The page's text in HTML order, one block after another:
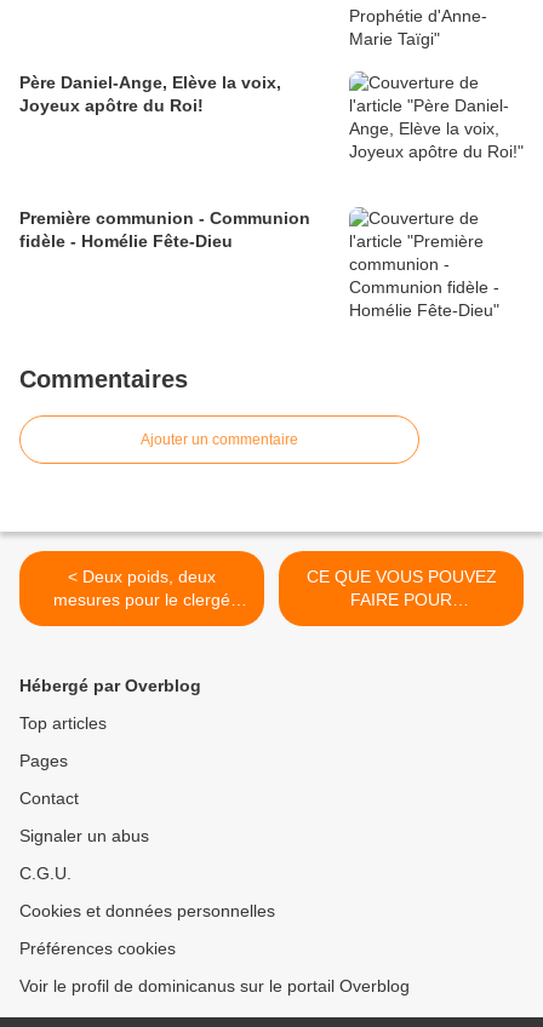
Père Daniel-Ange, Elève la voix,
Joyeux apôtre du Roi!
Première communion - Communion
fidèle - Homélie Fête-Dieu
Commentaires
Ajouter un commentaire
< Deux poids, deux
mesures pour le clergé
hétérosexuel et le clergé
CE QUE VOUS POUVEZ
FAIRE POUR
PROMOUVOIR LA
Hébergé par Overblog
Top articles
Pages
Contact
Signaler un abus
C.G.U.
Cookies et données personnelles
Préférences cookies
Voir le profil de dominicanus sur le portail Overblog